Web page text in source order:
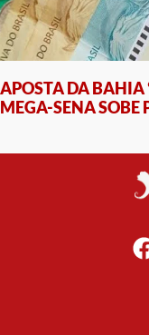
APOSTA DA BAHIA
MEGA-SENA SOBE